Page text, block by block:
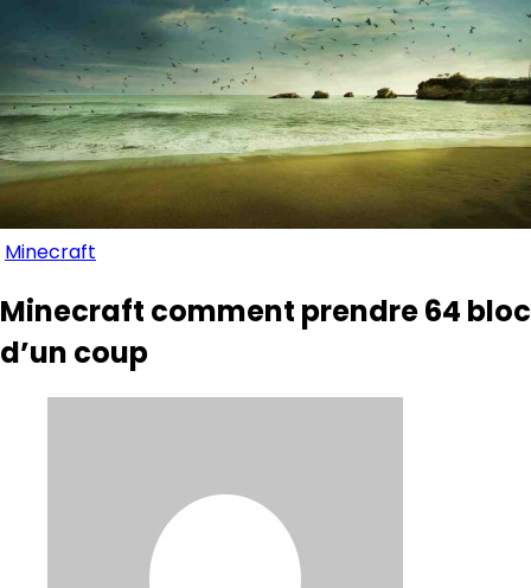
Minecraft
Minecraft comment prendre 64 bloc
d’un coup